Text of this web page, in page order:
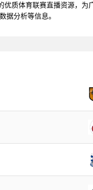
优质体育联赛直播资源，
据分析等信息。